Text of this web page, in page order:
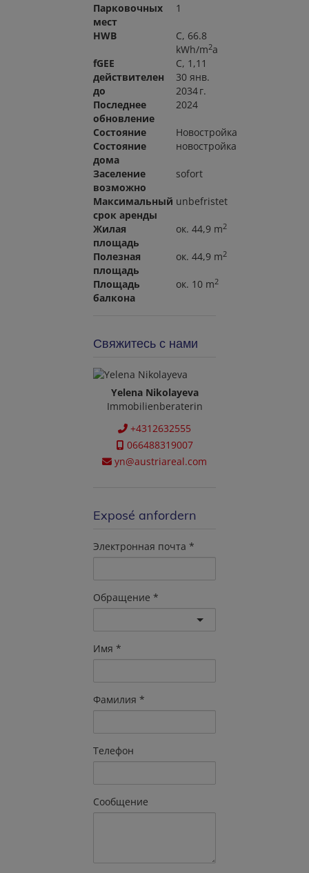
Парковочных
мест
1
HWB
C, 66.8
kWh/m2a
fGEE
C, 1,11
действителен
до
30 янв.
2034 г.
Последнее
обновление
2024
Состояние
Новостройка
Состояние
дома
новостройка
Заселение
возможно
sofort
Максимальный
срок аренды
unbefristet
Жилая
площадь
ок. 44,9 m2
Полезная
площадь
ок. 44,9 m2
Площадь
балкона
ок. 10 m2
Свяжитесь с нами
Yelena Nikolayeva
Immobilienberaterin
+4312632555
066488319007
yn@austriareal.com
Exposé anfordern
Электронная почта
Обращение
Имя
Фамилия
Телефон
Сообщение